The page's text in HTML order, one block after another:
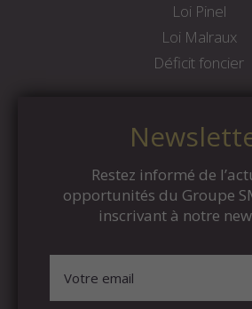
Loi Pinel
Loi Malraux
Déficit foncier
Restez informé de
opportunités du Groupe
inscrivant à notre